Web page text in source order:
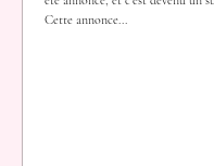
Cette annonce...